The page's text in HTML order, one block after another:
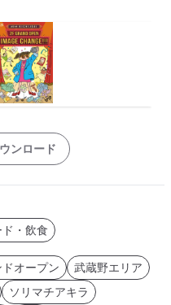
ンロード
ド・飲食
ドオープン
武蔵野エリア
ソリマチアキラ